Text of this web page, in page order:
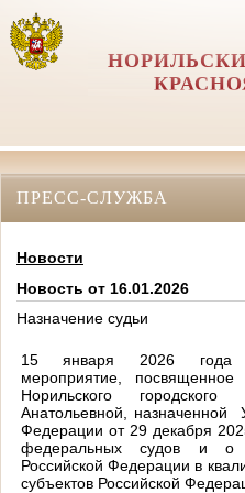
ПРЕСС-СЛУЖБА
Новости
Новость от 16.01.2026
Назначение судьи
15 января 2026 года
мероприятие,
Норильского
Анатольевной, назначенной
Федерации от 29 декабря
федеральных судов и о
Российской Федерации в
субъектов Российской